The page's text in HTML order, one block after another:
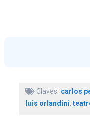
Claves: carlos
luis orlandini,